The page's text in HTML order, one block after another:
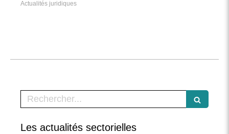
Actualités juridiques
Rechercher
Les actualités sectorielles